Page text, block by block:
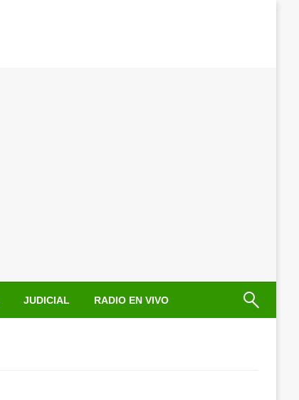
JUDICIAL RADIO EN VIVO